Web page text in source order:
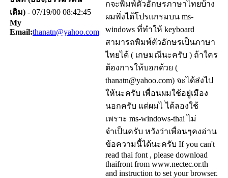
เดิม) - 07/19/00 08:42:45
My
Email:thanatn@yahoo.com
กจะพิมพ์ตัวอักษรภาษาไทยบ้าง
ผมพึ่งได้โปรแกรมบน ms-
windows ที่ทำให้ keyboard
สามารถพิมพ์ตัวอักษรเป็นภาษา
ไทยได้ ( เกษมณีนะครับ ) ถ้าใคร
ต้องการให้บอกด้วย (
thanatn@yahoo.com) จะได้ส่งไป
ให้นะครับ เพื่อนผมใช้อยู่เมือง
นอกครับ แต่ผมไ ่ได้ลองใช้
เพราะ ms-windows-thai ไม่
จำเป็นครับ หวังว่าเพื่อนๆคงอ่าน
ข้อความนี้ได้นะครับ If you can't
read thai font , please download
thaifront from www.nectec.or.th
and instruction to set your browser.